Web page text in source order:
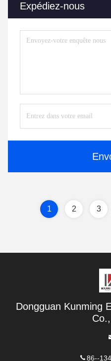
Expédiez-nous
1 2 3
Dongguan Kunming
86--